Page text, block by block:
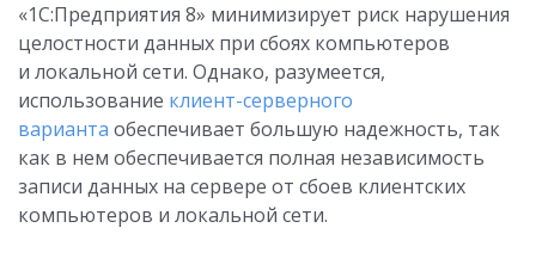
«1С:Предприятия 8» минимизирует риск нарушения
целостности данных при сбоях компьютеров
и локальной сети. Однако, разумеется,
использование клиент-серверного
варианта обеспечивает большую надежность, так
как в нем обеспечивается полная независимость
записи данных на сервере от сбоев клиентских
компьютеров и локальной сети.